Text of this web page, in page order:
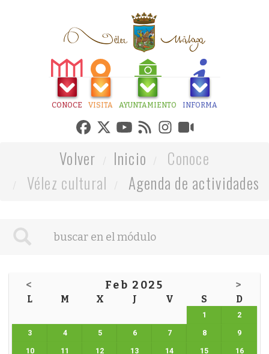
CONOCE VISITA AYUNTAMIENTO INFORMA
Volver Inicio
Conoce
Vélez cultural
Agenda de actividades
< Feb 2025 >
L M X J V S D
1 2
3 4 5 6 7 8 9
10 11 12 13 14 15 16